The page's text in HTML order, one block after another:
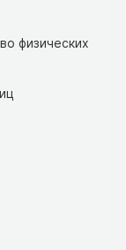
физических